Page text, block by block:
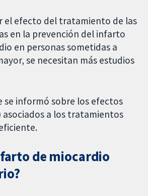
el efecto del tratamiento de las
en la prevención del infarto
en personas sometidas a
se necesitan más estudios
se informó sobre los efectos
asociados a los tratamientos
de miocardio